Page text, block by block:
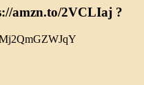
amzn.to/2VCLIaj ?